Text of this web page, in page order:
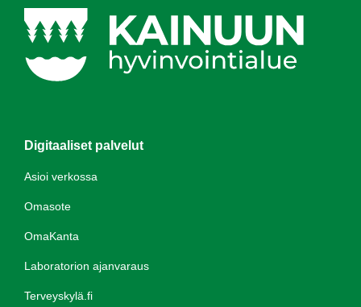
Digitaaliset palvelut
Asioi verkossa
Omasote
OmaKanta
Laboratorion ajanvaraus
Terveyskylä.fi